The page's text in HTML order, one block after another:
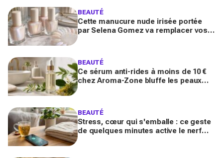
BEAUTÉ
Cette manucure nude irisée portée
par Selena Gomez va remplacer vos
BEAUTÉ
Ce sérum anti-rides à moins de 10 €
chez Aroma-Zone bluffe les peaux
BEAUTÉ
Stress, cœur qui s'emballe : ce geste
de quelques minutes active le nerf